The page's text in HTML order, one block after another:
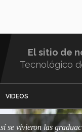
El sitio de
Tecnológico
VIDEOS
Así se vivieron las